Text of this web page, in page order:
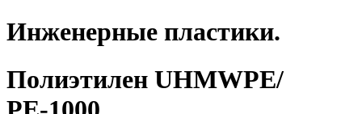
Инженерные пластики.
Полиэтилен UHMWPE/